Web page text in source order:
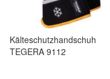
Kälteschutzhandschuh
TEGERA 9112